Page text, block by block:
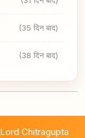
(35 दिन बाद)
(38 दिन बाद)
Lord Chitragupta